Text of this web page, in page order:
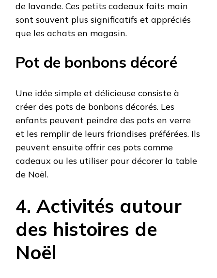
de lavande. Ces petits cadeaux faits main
sont souvent plus significatifs et appréciés
que les achats en magasin.
Pot de bonbons décoré
Une idée simple et délicieuse consiste à
créer des pots de bonbons décorés. Les
enfants peuvent peindre des pots en verre
et les remplir de leurs friandises préférées. Ils
peuvent ensuite offrir ces pots comme
cadeaux ou les utiliser pour décorer la table
de Noël.
4. Activités autour
des histoires de
Noël